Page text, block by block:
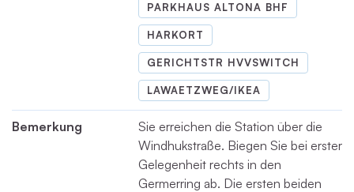
PARKHAUS ALTONA BHF
HARKORT
GERICHTSTR HVVSWITCH
LAWAETZWEG/IKEA
Bemerkung
Sie erreichen die Station über die
Windhukstraße. Biegen Sie bei erster
Gelegenheit rechts in den
Germerring ab. Die ersten beiden